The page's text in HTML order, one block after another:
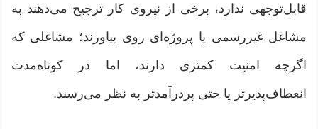
قابل‌توجهی ندارد، برخی از نیروی کار ترجیح می‌دهند به
مشاغل غیررسمی یا پروژه‌ای روی بیاورند؛ مشاغلی که
اگرچه امنیت کمتری دارند، اما در کوتاه‌مدت
انعطاف‌پذیرتر یا حتی پردرآمدتر به نظر می‌رسند.